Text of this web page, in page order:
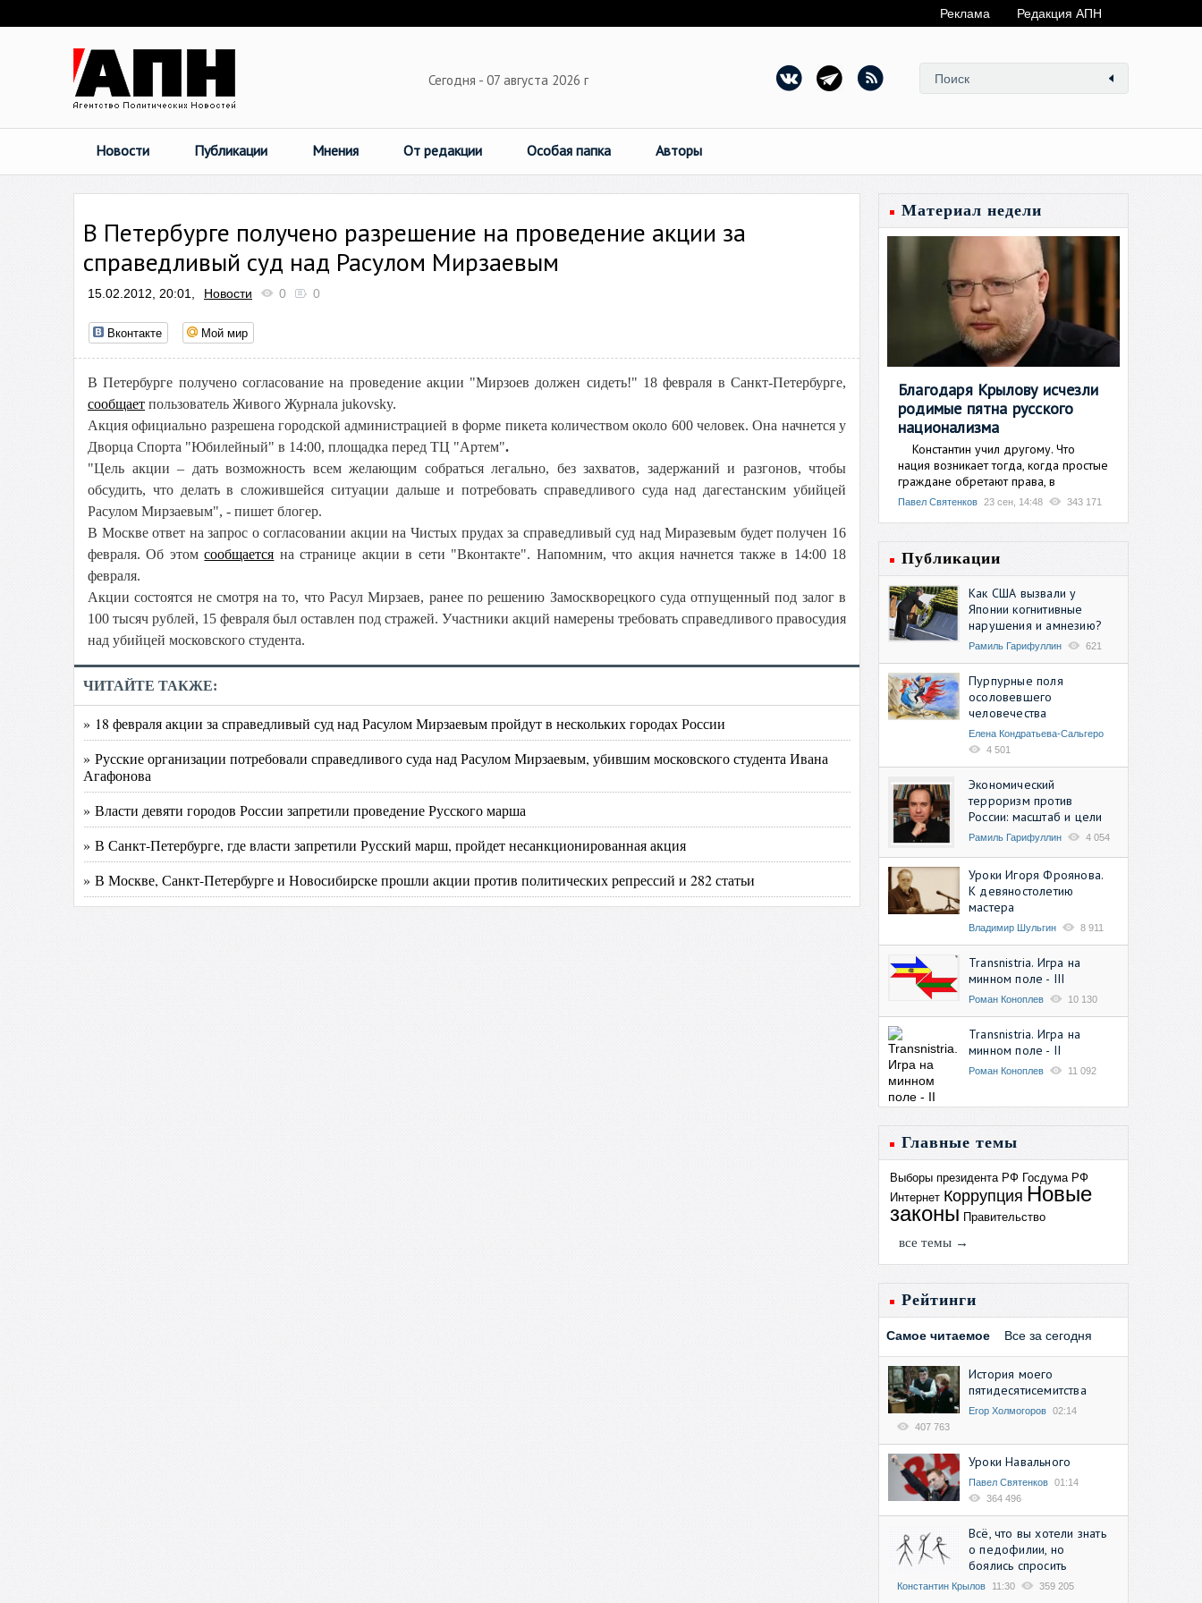
Реклама Редакция АПН
Сегодня - 07 августа 2026 г
Новости Публикации Мнения От редакции Особая папка Авторы
В Петербурге получено разрешение на проведение акции за
справедливый суд над Расулом Мирзаевым
15.02.2012, 20:01, Новости 0 0
Вконтакте Мой мир
В Петербурге получено согласование на проведение акции "Мирзоев должен сидеть!" 18 февраля в Санкт-Петербурге,
сообщает пользователь Живого Журнала jukovsky.
Акция официально разрешена городской администрацией в форме пикета количеством около 600 человек. Она начнется у
Дворца Спорта "Юбилейный" в 14:00, площадка перед ТЦ "Артем".
"Цель акции – дать возможность всем желающим собраться легально, без захватов, задержаний и разгонов, чтобы
обсудить, что делать в сложившейся ситуации дальше и потребовать справедливого суда над дагестанским убийцей
Расулом Мирзаевым", - пишет блогер.
В Москве ответ на запрос о согласовании акции на Чистых прудах за справедливый суд над Миразевым будет получен 16
февраля. Об этомсообщается на странице акции в сети "Вконтакте". Напомним, что акция начнется также в 14:00 18
февраля.
Акции состоятся не смотря на то, что Расул Мирзаев, ранее по решению Замоскворецкого суда отпущенный под залог в
100 тысяч рублей, 15 февраля был оставлен под стражей. Участники акций намерены требовать справедливого правосудия
над убийцей московского студента.
ЧИТАЙТЕ ТАКЖЕ:
» 18 февраля акции за справедливый суд над Расулом Мирзаевым пройдут в нескольких городах России
» Русские организации потребовали справедливого суда над Расулом Мирзаевым, убившим московского студента Ивана
Агафонова
» Власти девяти городов России запретили проведение Русского марша
» В Санкт-Петербурге, где власти запретили Русский марш, пройдет несанкционированная акция
» В Москве, Санкт-Петербурге и Новосибирске прошли акции против политических репрессий и 282 статьи
Материал недели
Благодаря Крылову исчезли
родимые пятна русского
национализма
Константин учил другому. Что
нация возникает тогда, когда простые
граждане обретают права, в
Павел Святенков 23 сен, 14:48 343 171
Публикации
Как США вызвали у
Японии когнитивные
нарушения и амнезию?
Рамиль Гарифуллин 621
Пурпурные поля
осоловевшего
человечества
Елена Кондратьева-Сальгеро
4 501
Экономический
терроризм против
России: масштаб и цели
Рамиль Гарифуллин 4 054
Уроки Игоря Фроянова.
К девяностолетию
мастера
Владимир Шульгин 8 911
Transnistria. Игра на
минном поле - III
Роман Коноплев 10 130
Transnistria. Игра на
минном поле - II
Роман Коноплев 11 092
Главные темы
Выборы президента РФ Госдума РФ
Интернет Коррупция Новые
законы Правительство
все темы →
Рейтинги
Самое читаемое Все за сегодня
История моего
пятидесятисемитства
Егор Холмогоров 02:14
407 763
Уроки Навального
Павел Святенков 01:14
364 496
Всё, что вы хотели знать
о педофилии, но
боялись спросить
Константин Крылов 11:30 359 205